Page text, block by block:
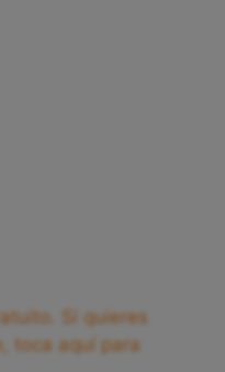
Si quieres
toca aquí para